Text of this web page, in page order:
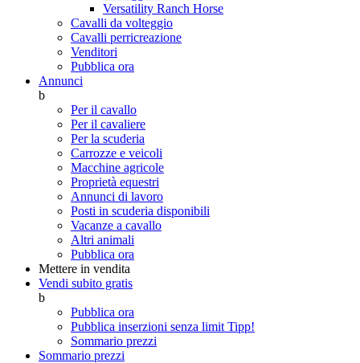
Versatility Ranch Horse
Cavalli da volteggio
Cavalli perricreazione
Venditori
Pubblica ora
Annunci
b
Per il cavallo
Per il cavaliere
Per la scuderia
Carrozze e veicoli
Macchine agricole
Proprietà equestri
Annunci di lavoro
Posti in scuderia disponibili
Vacanze a cavallo
Altri animali
Pubblica ora
Mettere in vendita
Vendi subito gratis
b
Pubblica ora
Pubblica inserzioni senza limit Tipp!
Sommario prezzi
Sommario prezzi